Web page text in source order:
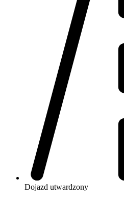
Dojazd utwardzony